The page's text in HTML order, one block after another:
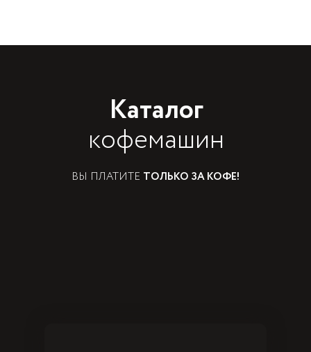
Каталог
кофемашин
ВЫ ПЛАТИТЕ ТОЛЬКО ЗА КОФЕ!